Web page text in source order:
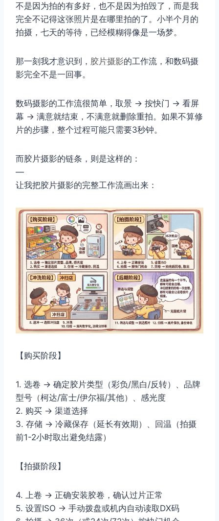
不是因为拍的有多好，也不是因为拍毁了，而是我
完全不记得这张照片是在哪里拍的了。小半个月的
拍摄，七天的等待，已经模糊得像是一场梦。
那一刻我才意识到， 胶片摄影的工作流，和数码摄
影完全不是一回事。
数码摄影的工作流很简单，取景 → 按快门 → 看屏
幕 → 满意就结束，不满意就删除重拍。如果不算修
片的步骤，整个过程可能只需要3秒钟。
而胶片摄影的链条，则是这样的：
—
让我把胶片摄影的完整工作流画出来：
【购买阶段】
1. 选卷 → 确定胶片类型（彩负/黑白/反转）、品牌
型号（柯达/富士/伊尔福/其他）、感光度
2. 购买 → 渠道选择
3. 存储 → 冷藏保存（延长有效期）、回温（拍摄
前1-2小时取出避免结露）
【拍摄阶段】
4. 上卷 → 正确安装胶卷，确认过片正常
5. 设置ISO → 手动拨盘或机内自动读取DX码